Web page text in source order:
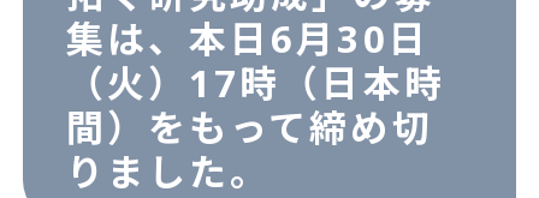
集は、本日6月30日
（火）17時（日本時
間）をもって締め切
りました。